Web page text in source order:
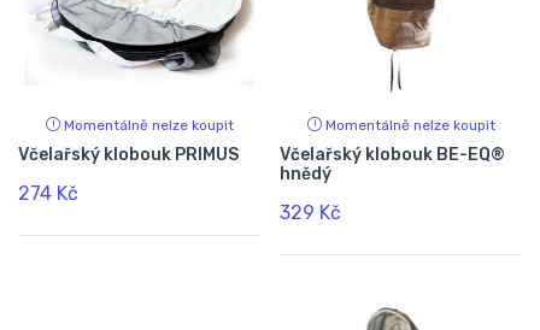
Momentálně nelze koupit
Včelařský klobouk PRIMUS
274 Kč
Momentálně nelze koupit
Včelařský klobouk BE-EQ®
hnědý
329 Kč